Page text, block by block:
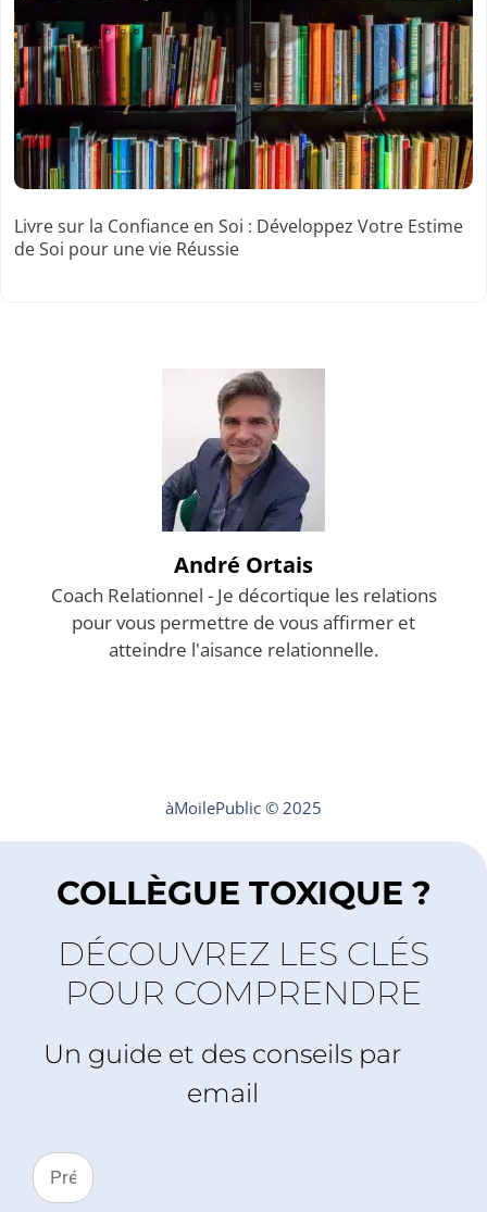
Livre sur la Confiance en Soi : Développez Votre Estime
de Soi pour une vie Réussie
André Ortais
Coach Relationnel - Je décortique les relations
pour vous permettre de vous affirmer et
atteindre l'aisance relationnelle.
àMoilePublic © 2025
COLLÈGUE TOXIQUE ?
DÉCOUVREZ LES CLÉS
POUR COMPRENDRE
Un guide et des conseils par
email